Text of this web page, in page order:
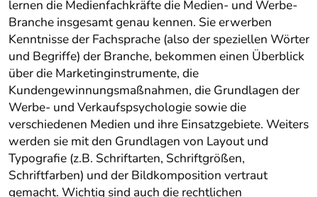
lernen die Medienfachkräfte die Medien- und Werbe-
Branche insgesamt genau kennen. Sie erwerben
Kenntnisse der Fachsprache (also der speziellen Wörter
und Begriffe) der Branche, bekommen einen Überblick
über die Marketinginstrumente, die
Kundengewinnungsmaßnahmen, die Grundlagen der
Werbe- und Verkaufspsychologie sowie die
verschiedenen Medien und ihre Einsatzgebiete. Weiters
werden sie mit den Grundlagen von Layout und
Typografie (z.B. Schriftarten, Schriftgrößen,
Schriftfarben) und der Bildkomposition vertraut
gemacht. Wichtig sind auch die rechtlichen